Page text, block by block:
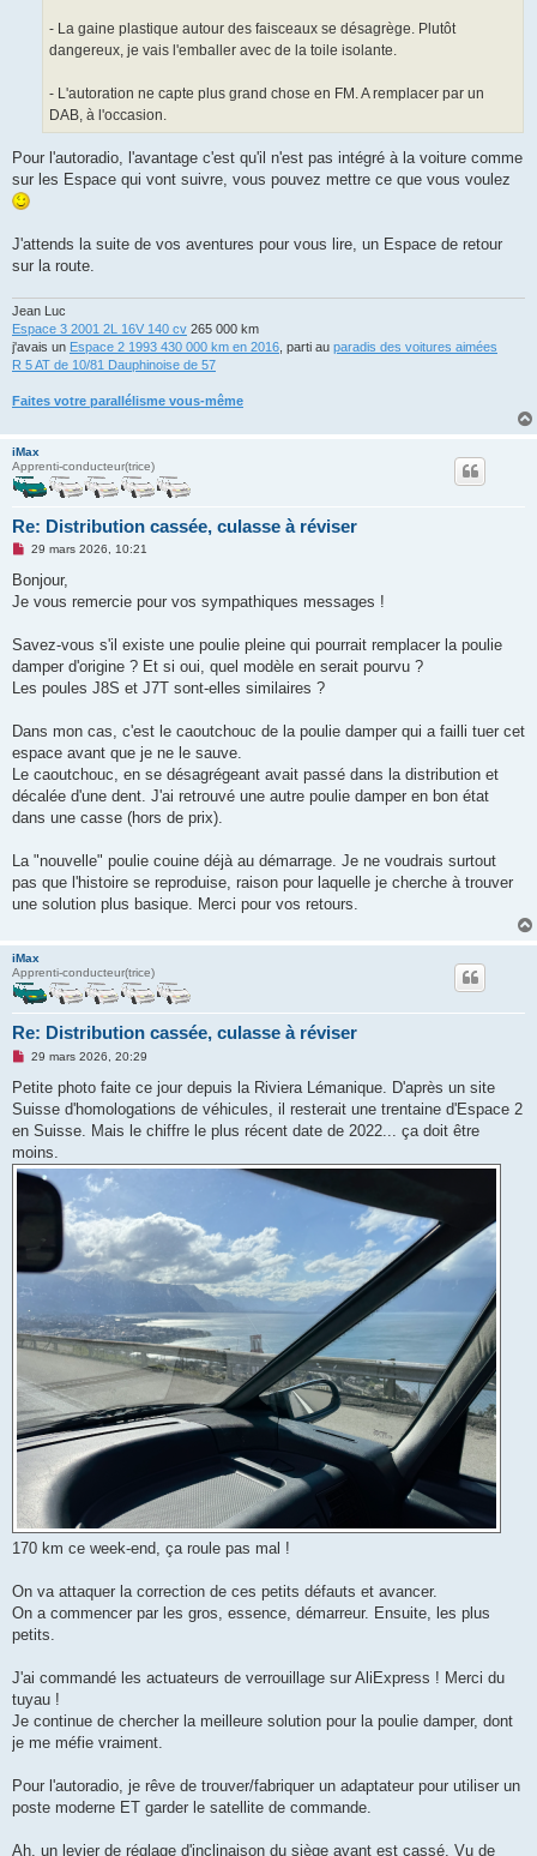
- La gaine plastique autour des faisceaux se désagrège. Plutôt
dangereux, je vais l'emballer avec de la toile isolante.
- L'autoration ne capte plus grand chose en FM. A remplacer par un
DAB, à l'occasion.
Pour l'autoradio, l'avantage c'est qu'il n'est pas intégré à la voiture comme
sur les Espace qui vont suivre, vous pouvez mettre ce que vous voulez
J'attends la suite de vos aventures pour vous lire, un Espace de retour
sur la route.
Jean Luc
Espace 3 2001 2L 16V 140 cv 265 000 km
j'avais un Espace 2 1993 430 000 km en 2016 , parti au paradis des voitures aimées
R 5 AT de 10/81 Dauphinoise de 57
Faites votre parallélisme vous-même
iMax
Apprenti-conducteur(trice)
Re: Distribution cassée, culasse à réviser
M
s
a
n
o
l
29 mars 2026, 10:21
Bonjour,
Je vous remercie pour vos sympathiques messages !
Savez-vous s'il existe une poulie pleine qui pourrait remplacer la poulie
damper d'origine ? Et si oui, quel modèle en serait pourvu ?
Les poules J8S et J7T sont-elles similaires ?
Dans mon cas, c'est le caoutchouc de la poulie damper qui a failli tuer cet
espace avant que je ne le sauve.
Le caoutchouc, en se désagrégeant avait passé dans la distribution et
décalée d'une dent. J'ai retrouvé une autre poulie damper en bon état
dans une casse (hors de prix).
La "nouvelle" poulie couine déjà au démarrage. Je ne voudrais surtout
pas que l'histoire se reproduise, raison pour laquelle je cherche à trouver
une solution plus basique. Merci pour vos retours.
iMax
Apprenti-conducteur(trice)
Re: Distribution cassée, culasse à réviser
M
s
a
g
n
o
29 mars 2026, 20:29
Petite photo faite ce jour depuis la Riviera Lémanique. D'après un site
Suisse d'homologations de véhicules, il resterait une trentaine d'Espace 2
en Suisse. Mais le chiffre le plus récent date de 2022... ça doit être
moins.
170 km ce week-end, ça roule pas mal !
On va attaquer la correction de ces petits défauts et avancer.
On a commencer par les gros, essence, démarreur. Ensuite, les plus
petits.
J'ai commandé les actuateurs de verrouillage sur AliExpress ! Merci du
tuyau !
Je continue de chercher la meilleure solution pour la poulie damper, dont
je me méfie vraiment.
Pour l'autoradio, je rêve de trouver/fabriquer un adaptateur pour utiliser un
poste moderne ET garder le satellite de commande.
Ah, un levier de réglage d'inclinaison du siège avant est cassé. Vu de